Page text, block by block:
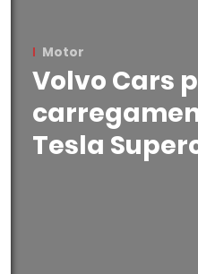
Motor
Volvo Cars
Tesla